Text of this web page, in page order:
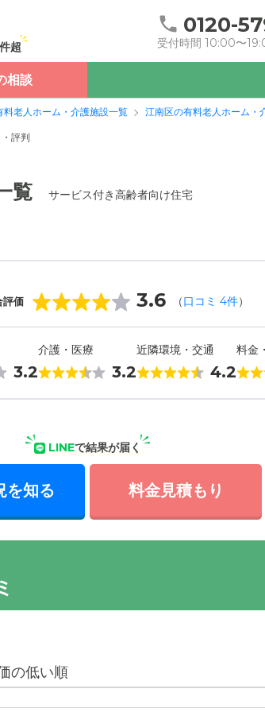
超
0120-
受付時間 10:00〜
相談
料老人ホーム・介護施設一覧 江南区の有料老人ホーム・
評判
覧
サービス付き高齢者向け住宅
評価 3.6 （口コミ 4件）
3.2
介護・医療
3.2
近隣環境・交通
4.2
料金
LINEで結果が届く
を知る 料金見積もり
の低い順